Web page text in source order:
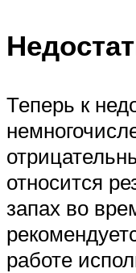
Теперь к
относится
запах во
работе